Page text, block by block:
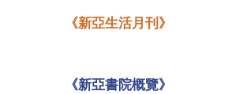
《新亞生活月刊》
《新亞書院概覽》